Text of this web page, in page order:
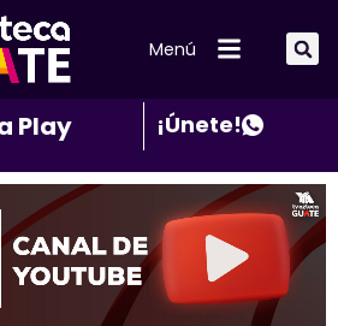
Menú
Play ¡Únete!